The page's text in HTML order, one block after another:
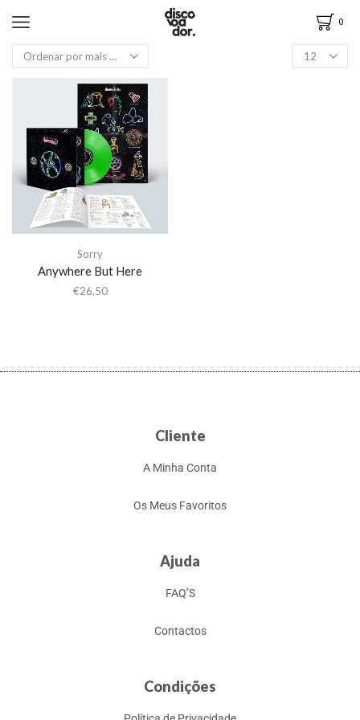
0
Sorry
Anywhere But Here
€26,50
Cliente
A Minha Conta
Os Meus Favoritos
Ajuda
FAQ’S
Contactos
Condições